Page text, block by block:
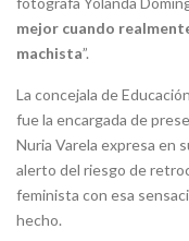
mejor cuando
machista”.
La concejala de
fue la encargada de
Nuria Varela expresa en
alerto del riesgo de
feminista con esa
hecho.